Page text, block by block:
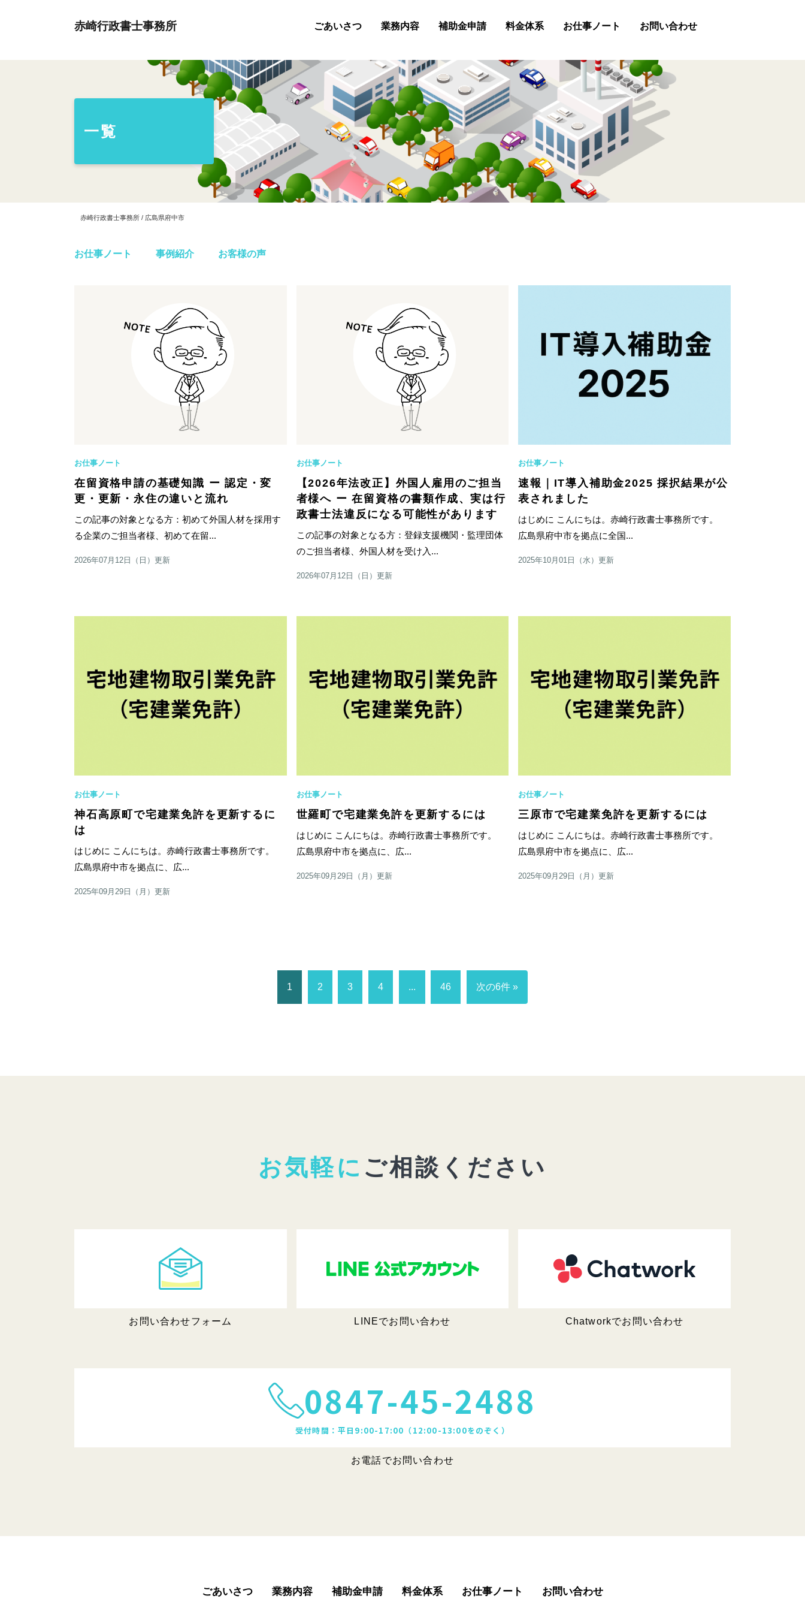
赤崎行政書士事務所 ごあいさつ 業務内容 補助金申請
事業再構築補助金
小規模事業者持続化補助金
料金体系 お仕事ノート お問い合わせ
お問い合わせフォーム
LINE
Chatwork
お電話（0847-45-2488）
一覧
赤崎行政書士事務所 / 広島県府中市
お仕事ノート 事例紹介 お客様の声
お仕事ノート
在留資格申請の基礎知識 ー 認定・変
更・更新・永住の違いと流れ
この記事の対象となる方：初めて外国人材を採用す
る企業のご担当者様、初めて在留...
2026年07月12日（日）更新
お仕事ノート
【2026年法改正】外国人雇用のご担当
者様へ ー 在留資格の書類作成、実は行
政書士法違反になる可能性があります
この記事の対象となる方：登録支援機関・監理団体
のご担当者様、外国人材を受け入...
2026年07月12日（日）更新
お仕事ノート
速報｜IT導入補助金2025 採択結果が公
表されました
はじめに こんにちは。赤崎行政書士事務所です。
広島県府中市を拠点に全国...
2025年10月01日（水）更新
お仕事ノート
神石高原町で宅建業免許を更新するに
は
はじめに こんにちは。赤崎行政書士事務所です。
広島県府中市を拠点に、広...
2025年09月29日（月）更新
お仕事ノート
世羅町で宅建業免許を更新するには
はじめに こんにちは。赤崎行政書士事務所です。
広島県府中市を拠点に、広...
2025年09月29日（月）更新
お仕事ノート
三原市で宅建業免許を更新するには
はじめに こんにちは。赤崎行政書士事務所です。
広島県府中市を拠点に、広...
2025年09月29日（月）更新
1 2 3 4 ... 46 次の6件 »
お気軽に ご相談ください
お問い合わせフォーム LINEでお問い合わせ Chatworkでお問い合わせ
0847-45-2488
受付時間：平日9:00-17:00（12:00-13:00をのぞく）
お電話でお問い合わせ
ごあいさつ 業務内容 補助金申請 料金体系 お仕事ノート お問い合わせ